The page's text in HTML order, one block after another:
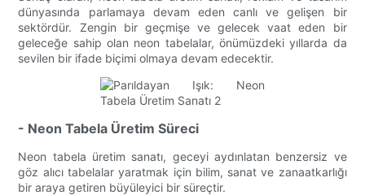
dünyasında parlamaya devam eden canlı ve gelişen bir
sektördür. Zengin bir geçmişe ve gelecek vaat eden bir
geleceğe sahip olan neon tabelalar, önümüzdeki yıllarda da
sevilen bir ifade biçimi olmaya devam edecektir.
- Neon Tabela Üretim Süreci
Neon tabela üretim sanatı, geceyi aydınlatan benzersiz ve
göz alıcı tabelalar yaratmak için bilim, sanat ve zanaatkarlığı
bir araya getiren büyüleyici bir süreçtir.